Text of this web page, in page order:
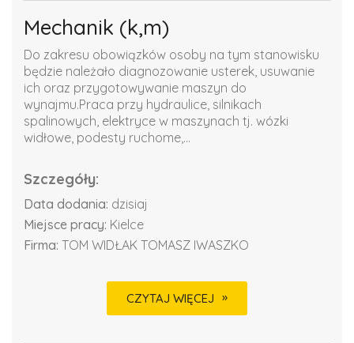
Mechanik (k,m)
Do zakresu obowiązków osoby na tym stanowisku
będzie należało diagnozowanie usterek, usuwanie
ich oraz przygotowywanie maszyn do
wynajmu.Praca przy hydraulice, silnikach
spalinowych, elektryce w maszynach tj. wózki
widłowe, podesty ruchome,...
Szczegóły:
Data dodania: dzisiaj
Miejsce pracy: Kielce
Firma: TOM WIDŁAK TOMASZ IWASZKO
CZYTAJ WIĘCEJ